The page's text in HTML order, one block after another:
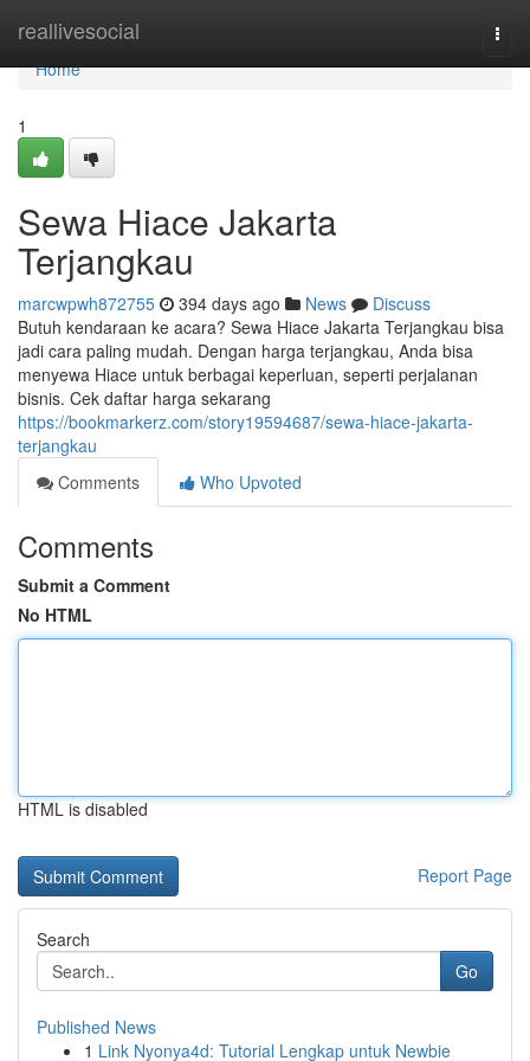
reallivesocial
Home
Home
1
Sewa Hiace Jakarta
Terjangkau
marcwpwh872755 394 days ago News
Discuss
Butuh kendaraan ke acara? Sewa Hiace Jakarta Terjangkau bisa
jadi cara paling mudah. Dengan harga terjangkau, Anda bisa
menyewa Hiace untuk berbagai keperluan, seperti perjalanan
bisnis. Cek daftar harga sekarang
https://bookmarkerz.com/story19594687/sewa-hiace-jakarta-
terjangkau
Comments
Who Upvoted
Comments
Submit a Comment
No HTML
HTML is disabled
Report Page
Search
Go
Published News
1 Link Nyonya4d: Tutorial Lengkap untuk Newbie